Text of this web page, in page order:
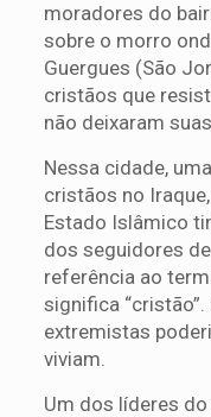
moradores do
sobre o morro
Guergues (São
cristãos que
não deixaram
Nessa cidade,
cristãos no
Estado Islâmico
dos seguidores
referência ao
significa
extremistas
viviam.
Um dos líderes